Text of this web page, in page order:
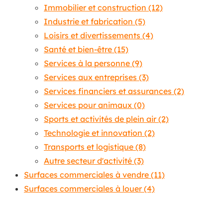
Immobilier et construction (12)
Industrie et fabrication (5)
Loisirs et divertissements (4)
Santé et bien-être (15)
Services à la personne (9)
Services aux entreprises (3)
Services financiers et assurances (2)
Services pour animaux (0)
Sports et activités de plein air(2)
Technologie et innovation (2)
Transports et logistique (8)
Autre secteur d'activité (3)
Surfaces commerciales à vendre (11)
Surfaces commerciales à louer(4)